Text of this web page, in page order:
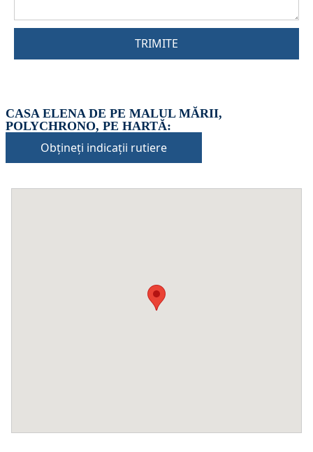
TRIMITE
CASA ELENA DE PE MALUL MĂRII,
POLYCHRONO, PE HARTĂ:
Obțineți indicații rutiere